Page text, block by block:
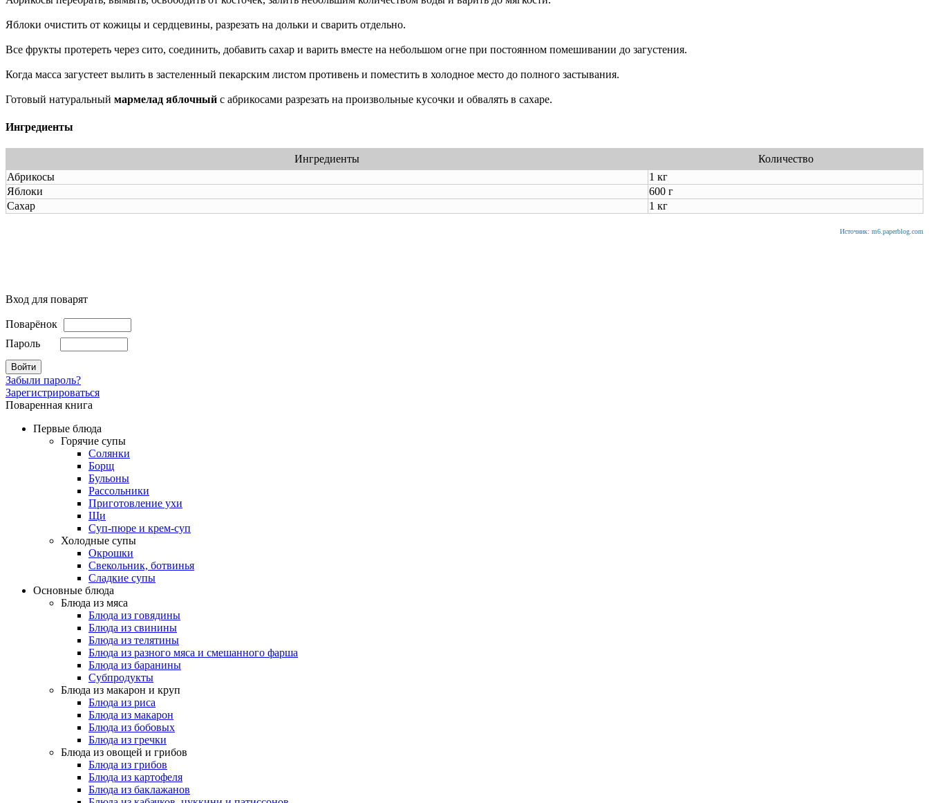
Яблоки очистить от кожицы и сердцевины, разрезать на дольки и сварить отдельно.
Все фрукты протереть через сито, соединить, добавить сахар и варить вместе на небольшом огне при постоянном помешивании до загустения.
Когда масса загустеет вылить в застеленный пекарским листом противень и поместить в холодное место до полного застывания.
Готовый натуральный мармелад яблочный с абрикосами разрезать на произвольные кусочки и обвалять в сахаре.
Ингредиенты
Ингредиенты
Количество
Абрикосы
1 кг
Яблоки
600 г
Сахар
1 кг
Источник: m6.paperblog.com
Вход для поварят
Поварёнок
Пароль
Забыли пароль?
Зарегистрироваться
Поваренная книга
Первые блюда
Горячие супы
Солянки
Борщ
Бульоны
Рассольники
Приготовление ухи
Щи
Суп-пюре и крем-суп
Холодные супы
Окрошки
Свекольник, ботвинья
Cладкие супы
Основные блюда
Блюда из мяса
Блюда из говядины
Блюда из свинины
Блюда из телятины
Блюда из разного мяса и смешанного фарша
Блюда из баранины
Субпродукты
Блюда из макарон и круп
Блюда из риса
Блюда из макарон
Блюда из бобовых
Блюда из гречки
Блюда из овощей и грибов
Блюда из грибов
Блюда из картофеля
Блюда из баклажанов